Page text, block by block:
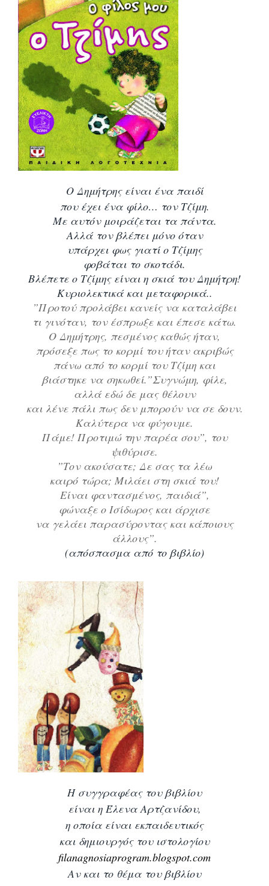
Ο Δημήτρης είναι ένα παιδί
που έχει ένα φίλο… τον Τζίμη.
Με αυτόν μοιράζεται τα πάντα.
Αλλά τον βλέπει μόνο όταν
υπάρχει φως γιατί ο Τζίμης
φοβάται το σκοτάδι.
Βλέπετε ο Τζίμης είναι η σκιά του Δημήτρη!
Κυριολεκτικά και μεταφορικά..
”Προτού προλάβει κανείς να καταλάβει
τι γινόταν, τον έσπρωξε και έπεσε κάτω.
Ο Δημήτρης, πεσμένος καθώς ήταν,
πρόσεξε πως το κορμί του ήταν ακριβώς
πάνω από το κορμί του Τζίμη και
βιάστηκε να σηκωθεί.”Συγνώμη, φίλε,
αλλά εδώ δε μας θέλουν
και λένε πάλι πως δεν μπορούν να σε δουν.
Καλύτερα να φύγουμε.
Πάμε! Προτιμώ την παρέα σου”, του
ψιθύρισε.
”Τον ακούσατε; Δε σας τα λέω
καιρό τώρα; Μιλάει στη σκιά του!
Είναι φαντασμένος, παιδιά”,
φώναξε ο Ισίδωρος και άρχισε
να γελάει παρασύροντας και κάποιους
άλλους”.
(απόσπασμα από το βιβλίο)
Η συγγραφέας του βιβλίου
είναι η Έλενα Αρτζανίδου,
η οποία είναι εκπαιδευτικός
και δημιουργός του ιστολογίου
filanagnosiaprogram.blogspot.com
Αν και το θέμα του βιβλίου